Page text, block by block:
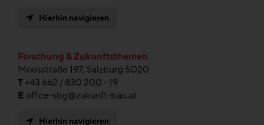
Hierhin navigieren
Forschung & Zukunftsthemen
Moosstraße 197, Salzburg 5020
T+43 662 / 830 200 - 19
E office-sbg@zukunft-bau.at
Hierhin navigieren